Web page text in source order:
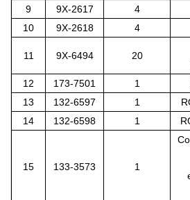
9
9X-2617 4
10
9X-2618 4
11 9X-6494 20
12
173-7501 1
13
132-6597 1
14
132-6598 1
15 133-3573 1